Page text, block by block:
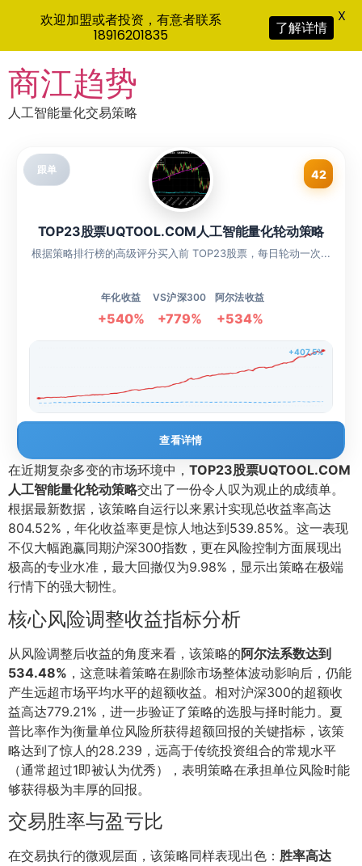
to
content
商江趋势
人工智能量化交易策略
跟单 42
TOP23股票UQTOOL.COM人工智能量化轮动策略
根据策略排行榜的高级评分买入前 TOP23股票，每日轮动一次...
年化收益
+540%
VS沪深300
+779%
阿尔法收益
+534%
+407.5%
查看详情
在近期复杂多变的市场环境中， TOP23股票UQTOOL.COM
人工智能量化轮动策略交出了一份令人叹为观止的成绩单。
根据最新数据，该策略自运行以来累计实现总收益率高达
804.52%，年化收益率更是惊人地达到539.85%。这一表现
不仅大幅跑赢同期沪深300指数，更在风险控制方面展现出
极高的专业水准，最大回撤仅为9.98%，显示出策略在极端
行情下的强大韧性。
核心风险调整收益指标分析
从风险调整后收益的角度来看，该策略的阿尔法系数达到
534.48% ，这意味着策略在剔除市场整体波动影响后，仍能
产生远超市场平均水平的超额收益。相对沪深300的超额收
益高达779.21%，进一步验证了策略的选股与择时能力。夏
普比率作为衡量单位风险所获得超额回报的关键指标，该策
略达到了惊人的28.239，远高于传统投资组合的常规水平
（通常超过1即被认为优秀），表明策略在承担单位风险时能
够获得极为丰厚的回报。
交易胜率与盈亏比
在交易执行的微观层面，该策略同样表现出色： 胜率高达
欢迎加盟或者投资，有意者联系
18916201835
了解详情
X